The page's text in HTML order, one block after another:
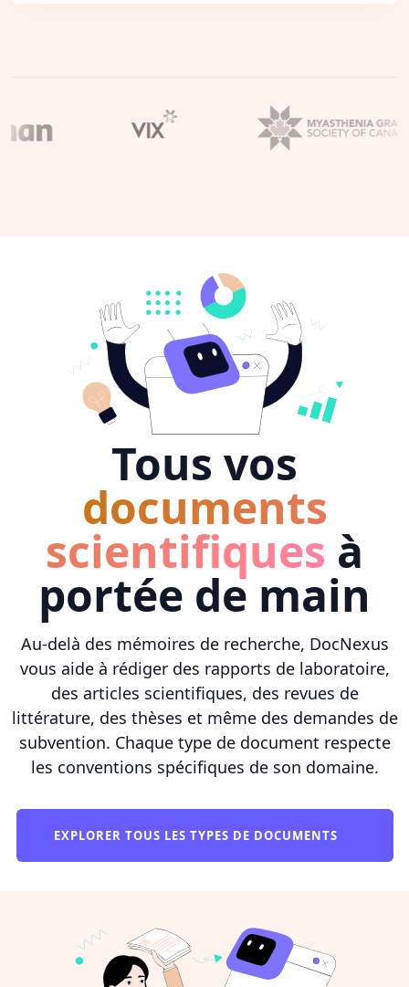
Tous vos
documents
scientifiques à
portée de main
Au-delà des mémoires de recherche, DocNexus
vous aide à rédiger des rapports de laboratoire,
des articles scientifiques, des revues de
littérature, des thèses et même des demandes de
subvention. Chaque type de document respecte
les conventions spécifiques de son domaine.
EXPLORER TOUS LES TYPES DE DOCUMENTS